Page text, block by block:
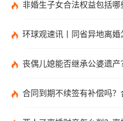
非婚生子女合法权益包括哪些？非婚生子女继承财产的条
环球观速讯丨同省异地离婚怎么办理？夫妻异地离
丧偶儿媳能否继承公婆遗产？儿媳有没有
合同到期不续签有补偿吗？合同到期未提前30天通